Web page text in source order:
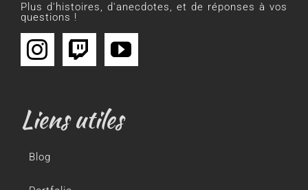
Plus d'histoires, d'anecdotes, et de réponses à vos
questions !
Liens utiles
Blog